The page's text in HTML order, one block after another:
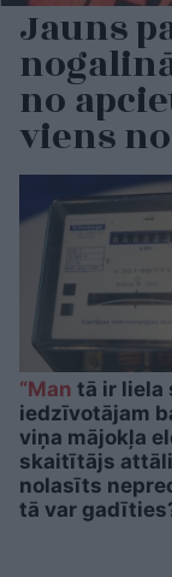
Jauns
no
viens
“Man tā ir liela
iedzīvotājam
viņa mājokļa
skaitītājs
nolasīts
tā var